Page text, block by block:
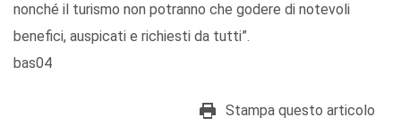
nonché il turismo non potranno che godere di notevoli
benefici, auspicati e richiesti da tutti”.
bas04
Stampa questo articolo